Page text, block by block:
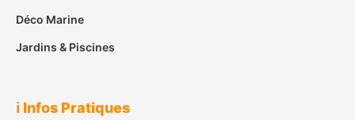
Déco Marine
Jardins & Piscines
ℹ️ Infos Pratiques